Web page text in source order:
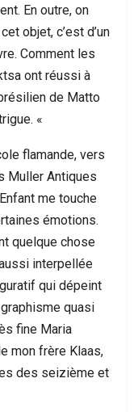
En outre, on
objet, c’est d’un
Comment les
ont réussi à
de Matto
«
flamande, vers
Muller Antiques
me touche
émotions.
quelque chose
interpellée
qui dépeint
quasi
fine Maria
mon frère Klaas,
des seizième et